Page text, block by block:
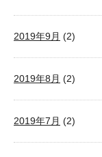
2019年9月 (2)
2019年8月 (2)
2019年7月 (2)